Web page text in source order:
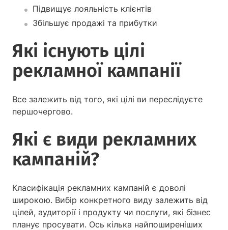
Підвищує лояльність клієнтів
Збільшує продажі та прибутки
Які існують цілі
рекламної кампанії
Все залежить від того, які цілі ви переслідуєте
першочергово.
Які є види рекламних
кампаній?
Класифікація рекламних кампаній є доволі
широкою. Вибір конкретного виду залежить від
цілей, аудиторії і продукту чи послуги, які бізнес
планує просувати. Ось кілька найпоширеніших